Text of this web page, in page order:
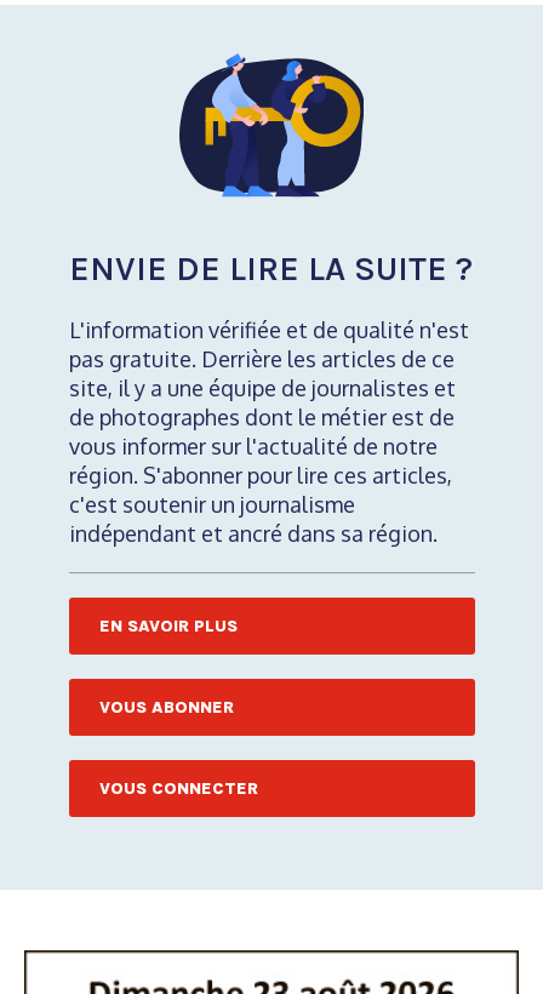
ENVIE DE LIRE LA SUITE ?
L'information vérifiée et de qualité n'est
pas gratuite. Derrière les articles de ce
site, il y a une équipe de journalistes et
de photographes dont le métier est de
vous informer sur l'actualité de notre
région. S'abonner pour lire ces articles,
c'est soutenir un journalisme
indépendant et ancré dans sa région.
EN SAVOIR PLUS
VOUS ABONNER
VOUS CONNECTER